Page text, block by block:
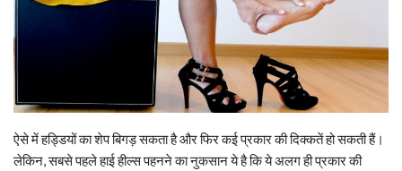
ऐसे में हड्डियों का शेप बिगड़ सकता है और फिर कई प्रकार की दिक्कतें हो सकती हैं।
लेकिन, सबसे पहले हाई हील्स पहनने का नुकसान ये है कि ये अलग ही प्रकार की